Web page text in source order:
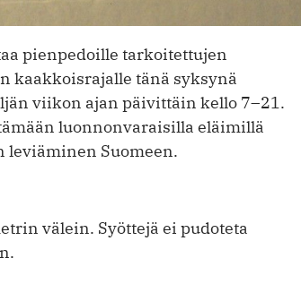
pienpedoille tarkoitettujen
kaakkoisrajalle tänä syksynä
viikon ajan päivittäin kello 7–21.
luonnonvaraisilla eläimillä
Suomeen.
välein. Syöttejä ei pudoteta